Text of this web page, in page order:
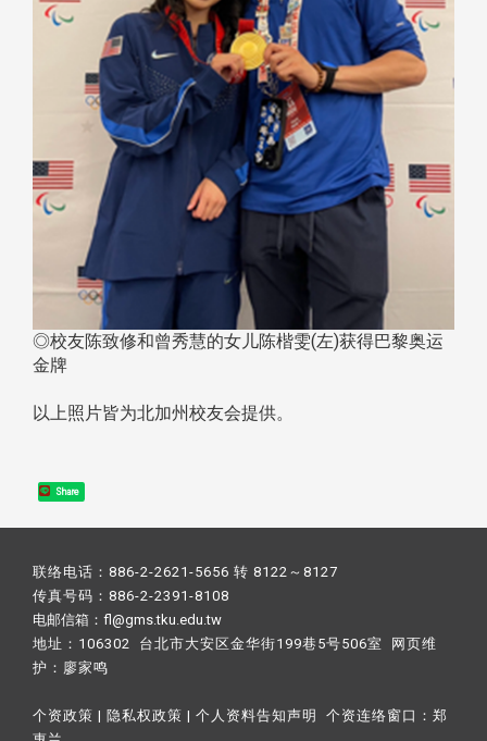
◎校友陈致修和曾秀慧的女儿陈楷雯(左)获得巴黎奥运
金牌
以上照片皆为北加州校友会提供。
Share
联络电话：886-2-2621-5656 转 8122～8127
传真号码：886-2-2391-8108
电邮信箱：fl@gms.tku.edu.tw
地址：106302 台北市大安区金华街199巷5号506室 网页维
护： 廖家鸣​
个资政策 | 隐私权政策 | 个人资料告知声明 个资连络窗口： 郑